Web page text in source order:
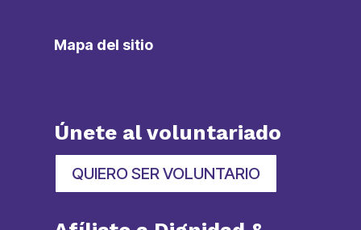
Mapa del sitio
Únete al voluntariado
QUIERO SER VOLUNTARIO